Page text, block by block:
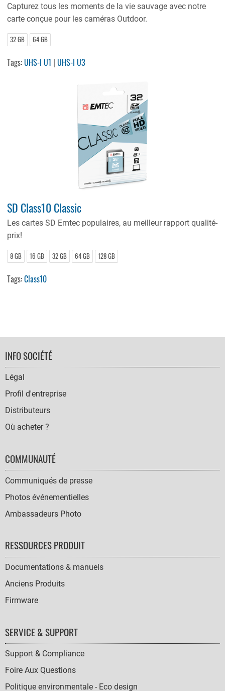
Capturez tous les moments de la vie sauvage avec notre
carte conçue pour les caméras Outdoor.
32 GB 64 GB
Tags:UHS-I U1 |UHS-I U3
SD Class10 Classic
Les cartes SD Emtec populaires, au meilleur rapport qualité-
prix!
8 GB 16 GB 32 GB 64 GB 128 GB
Tags:Class10
FOOTER
NAVIGATION
INFO SOCIÉTÉ
Légal
Profil d'entreprise
Distributeurs
Où acheter ?
COMMUNAUTÉ
Communiqués de presse
Photos événementielles
Ambassadeurs Photo
RESSOURCES PRODUIT
Documentations & manuels
Anciens Produits
Firmware
SERVICE & SUPPORT
Support & Compliance
Foire Aux Questions
Politique environmentale - Eco design